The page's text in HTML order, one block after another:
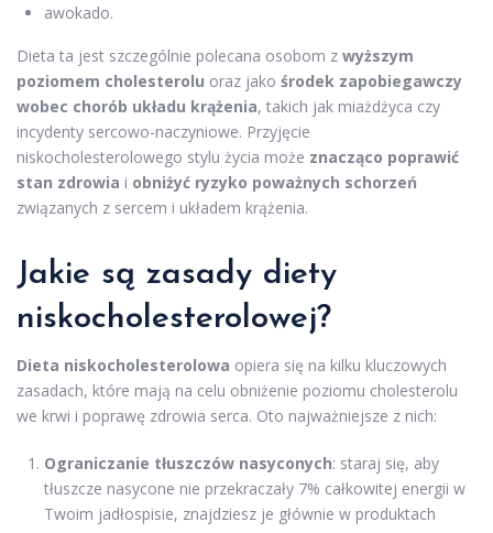
awokado.
Dieta ta jest szczególnie polecana osobom z wyższym
poziomem cholesterolu oraz jako środek zapobiegawczy
wobec chorób układu krążenia, takich jak miażdżyca czy
incydenty sercowo-naczyniowe. Przyjęcie
niskocholesterolowego stylu życia może znacząco poprawić
stan zdrowia i obniżyć ryzyko poważnych schorzeń
związanych z sercem i układem krążenia.
Jakie są zasady diety
niskocholesterolowej?
Dieta niskocholesterolowa opiera się na kilku kluczowych
zasadach, które mają na celu obniżenie poziomu cholesterolu
we krwi i poprawę zdrowia serca. Oto najważniejsze z nich:
Ograniczanie tłuszczów nasyconych: staraj się, aby
tłuszcze nasycone nie przekraczały 7% całkowitej energii w
Twoim jadłospisie, znajdziesz je głównie w produktach